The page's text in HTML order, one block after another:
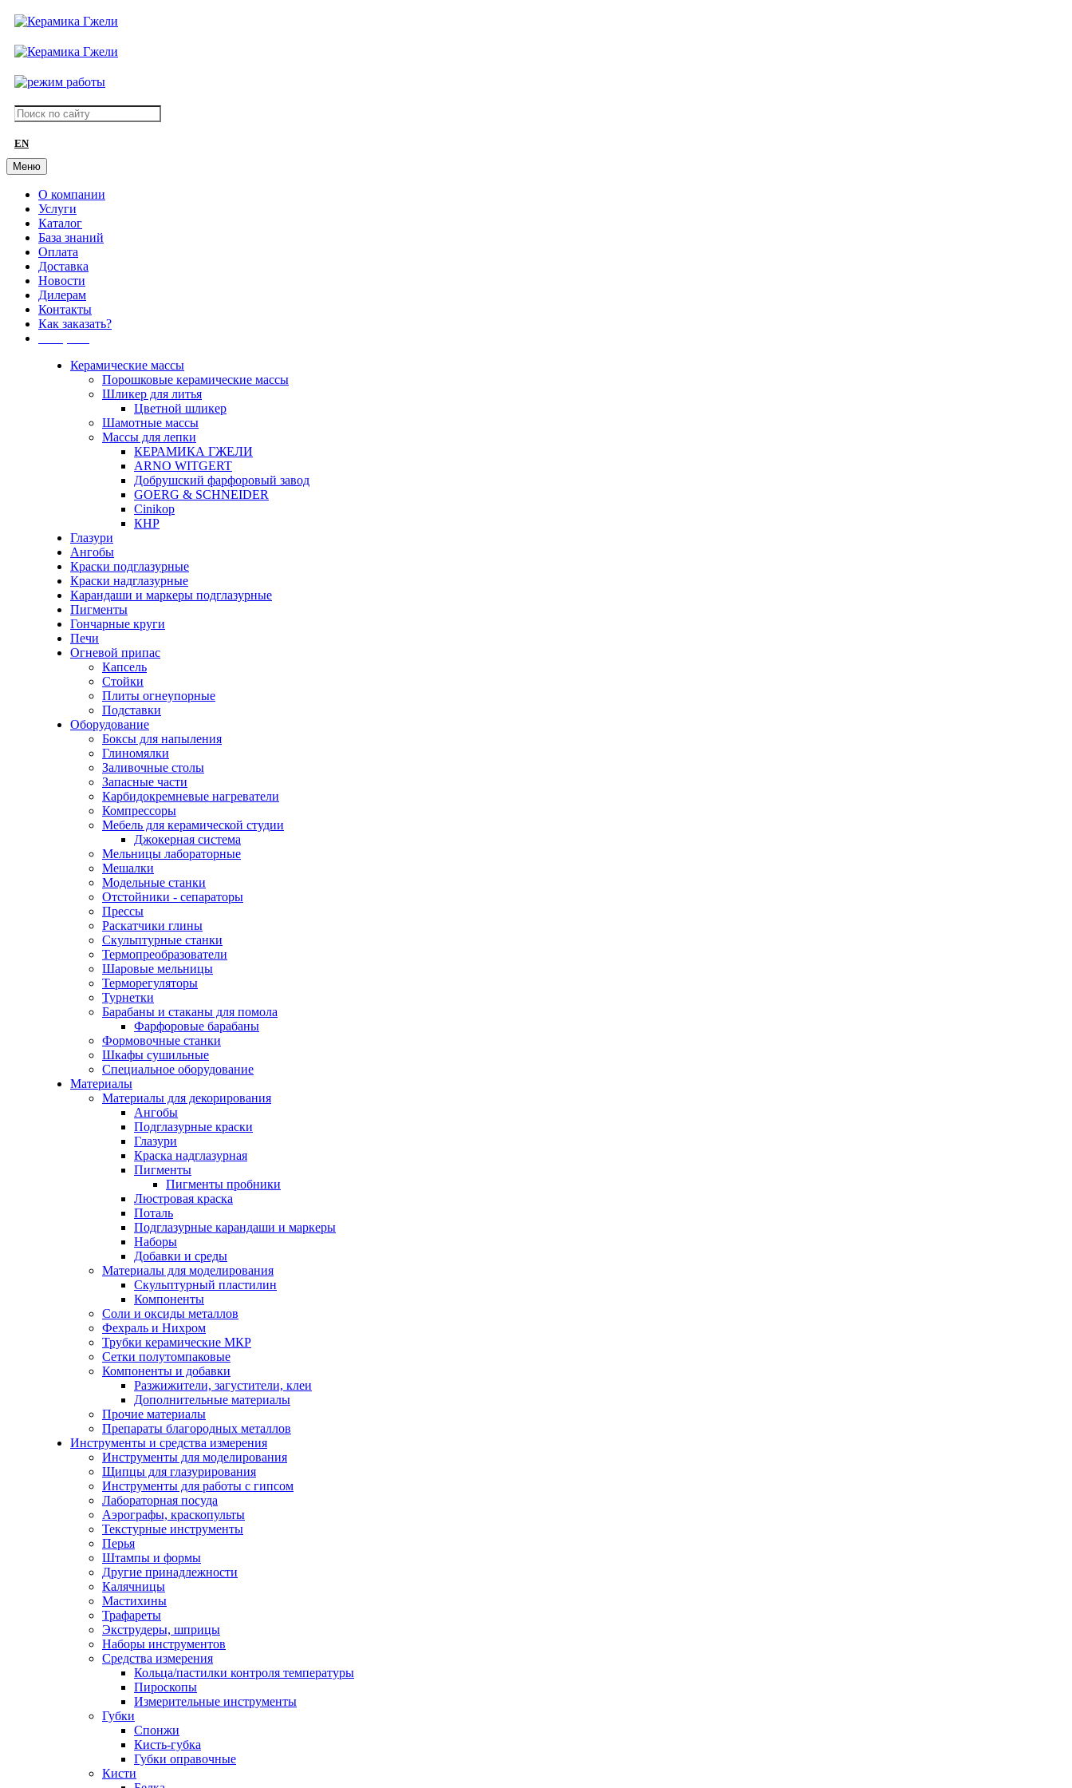
EN
Меню
О компании
Услуги
Каталог
База знаний
Оплата
Доставка
Новости
Дилерам
Контакты
Как заказать?
Керамические массы
Порошковые керамические массы
Шликер для литья
Цветной шликер
Шамотные массы
Массы для лепки
КЕРАМИКА ГЖЕЛИ
ARNO WITGERT
Добрушский фарфоровый завод
GOERG & SCHNEIDER
Cinikop
КНР
Глазури
Ангобы
Краски подглазурные
Краски надглазурные
Карандаши и маркеры подглазурные
Пигменты
Гончарные круги
Печи
Огневой припас
Капсель
Стойки
Плиты огнеупорные
Подставки
Оборудование
Боксы для напыления
Глиномялки
Заливочные столы
Запасные части
Карбидокремневые нагреватели
Компрессоры
Мебель для керамической студии
Джокерная система
Мельницы лабораторные
Мешалки
Модельные станки
Отстойники - сепараторы
Прессы
Раскатчики глины
Скульптурные станки
Термопреобразователи
Шаровые мельницы
Терморегуляторы
Турнетки
Барабаны и стаканы для помола
Фарфоровые барабаны
Формовочные станки
Шкафы сушильные
Специальное оборудование
Материалы
Материалы для декорирования
Ангобы
Подглазурные краски
Глазури
Краска надглазурная
Пигменты
Пигменты пробники
Люстровая краска
Поталь
Подглазурные карандаши и маркеры
Наборы
Добавки и среды
Материалы для моделирования
Скульптурный пластилин
Компоненты
Соли и оксиды металлов
Фехраль и Нихром
Трубки керамические МКР
Сетки полутомпаковые
Компоненты и добавки
Разжижители, загустители, клеи
Дополнительные материалы
Прочие материалы
Препараты благородных металлов
Инструменты и средства измерения
Инструменты для моделирования
Щипцы для глазурирования
Инструменты для работы с гипсом
Лабораторная посуда
Аэрографы, краскопульты
Текстурные инструменты
Перья
Штампы и формы
Другие принадлежности
Калячницы
Мастихины
Трафареты
Экструдеры, шприцы
Наборы инструментов
Средства измерения
Кольца/пастилки контроля температуры
Пироскопы
Измерительные инструменты
Губки
Спонжи
Кисть-губка
Губки оправочные
Кисти